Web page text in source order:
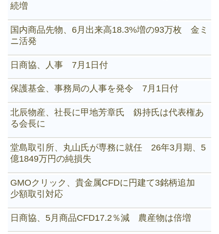
続増
国内商品先物、6月出来高18.3%増の93万枚 金ミ
ニ活発
日商協、人事 7月1日付
保護基金、事務局の人事を発令 7月1日付
北辰物産、社長に甲地芳章氏 釼持氏は代表権あ
る会長に
堂島取引所、丸山氏が専務に就任 26年3月期、5
億1849万円の純損失
GMOクリック、貴金属CFDに円建て3銘柄追加
少額取引対応
日商協、5月商品CFD17.2％減 農産物は倍増